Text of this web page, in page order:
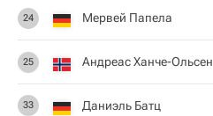
24 Мервей Папела
25 Андреас Ханче-Ольсен
33 Даниэль Батц